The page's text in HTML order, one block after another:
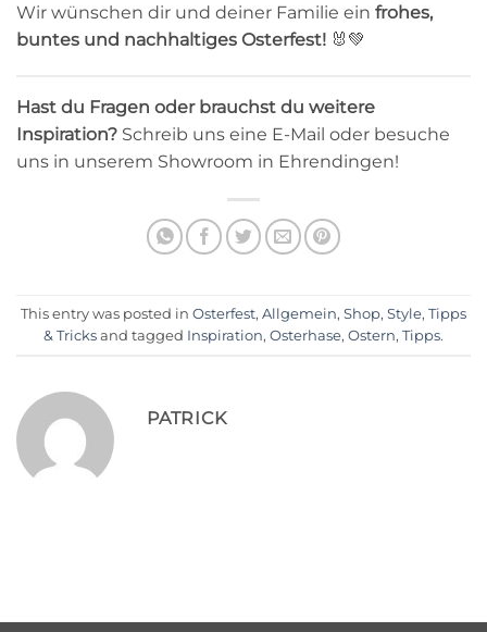
Wir wünschen dir und deiner Familie ein frohes,
buntes und nachhaltiges Osterfest! 🐰💚
Hast du Fragen oder brauchst du weitere
Inspiration? Schreib uns eine E-Mail oder besuche
uns in unserem Showroom in Ehrendingen!
This entry was posted in Osterfest, Allgemein, Shop, Style, Tipps
& Tricks and tagged Inspiration, Osterhase, Ostern, Tipps.
PATRICK